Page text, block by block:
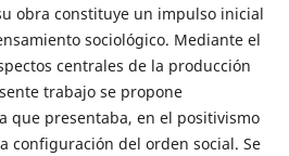
obra constituye un impulso inicial
sociológico. Mediante el
centrales de la producción
trabajo se propone
que presentaba, en el positivismo
configuración del orden social. Se